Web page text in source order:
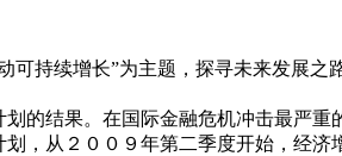
可持续增长”为主题，探寻未来发展之
的结果。在国际金融危机冲击最严重
，从２００９年第二季度开始，经济